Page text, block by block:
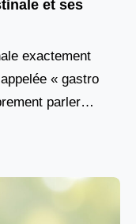
et ses
exactement
« gastro
parler